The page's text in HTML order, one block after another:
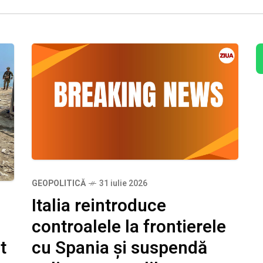
GEOPOLITICĂ 31 iulie 2026
Italia reintroduce
controalele la frontierele
cu Spania și suspendă